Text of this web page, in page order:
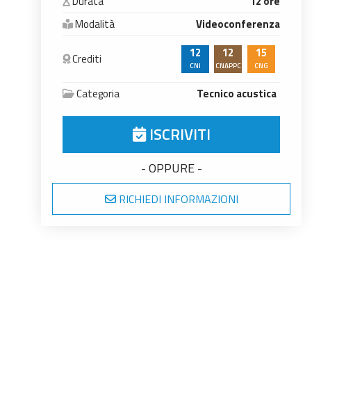
Modalità
Videoconferenza
Crediti 12
CNI
12
CNAPPC
15
CNG
Categoria Tecnico acustica
ISCRIVITI
- OPPURE -
RICHIEDI INFORMAZIONI